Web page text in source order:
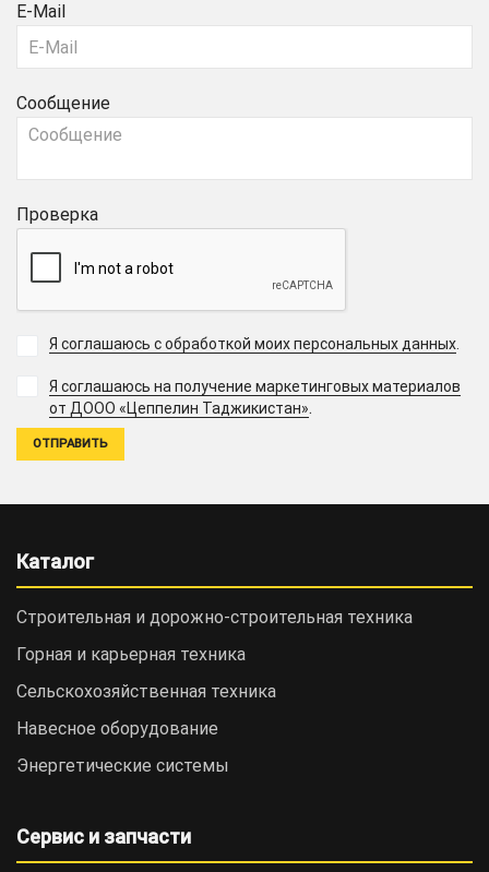
E-Mail
Сообщение
Проверка
Я соглашаюсь с обработкой моих персональных данных
Я соглашаюсь на получение маркетинговых материалов
от ДООО «Цеппелин Таджикистан».
Каталог
Строительная и дорожно-cтроительная техника
Горная и карьерная техника
Сельскохозяйственная техника
Навесное оборудование
Энергетические системы
Сервис и запчасти